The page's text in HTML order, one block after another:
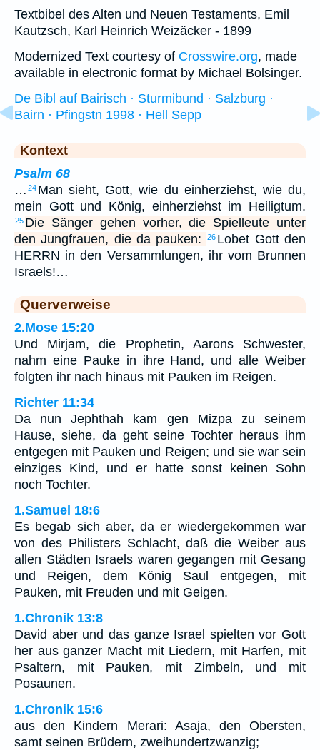
Textbibel des Alten und Neuen Testaments, Emil
Kautzsch, Karl Heinrich Weizäcker - 1899
Modernized Text courtesy of Crosswire.org, made
available in electronic format by Michael Bolsinger.
De Bibl auf Bairisch · Sturmibund · Salzburg ·
Bairn · Pfingstn 1998 · Hell Sepp
Kontext
Psalm 68
… 24 Man sieht, Gott, wie du einherziehst, wie du,
mein Gott und König, einherziehst im Heiligtum.
25 Die Sänger gehen vorher, die Spielleute unter
den Jungfrauen, die da pauken:
26 Lobet Gott den
HERRN in den Versammlungen, ihr vom Brunnen
Israels!…
Querverweise
2.Mose 15:20
Und Mirjam, die Prophetin, Aarons Schwester,
nahm eine Pauke in ihre Hand, und alle Weiber
folgten ihr nach hinaus mit Pauken im Reigen.
Richter 11:34
Da nun Jephthah kam gen Mizpa zu seinem
Hause, siehe, da geht seine Tochter heraus ihm
entgegen mit Pauken und Reigen; und sie war sein
einziges Kind, und er hatte sonst keinen Sohn
noch Tochter.
1.Samuel 18:6
Es begab sich aber, da er wiedergekommen war
von des Philisters Schlacht, daß die Weiber aus
allen Städten Israels waren gegangen mit Gesang
und Reigen, dem König Saul entgegen, mit
Pauken, mit Freuden und mit Geigen.
1.Chronik 13:8
David aber und das ganze Israel spielten vor Gott
her aus ganzer Macht mit Liedern, mit Harfen, mit
Psaltern, mit Pauken, mit Zimbeln, und mit
Posaunen.
1.Chronik 15:6
aus den Kindern Merari: Asaja, den Obersten,
samt seinen Brüdern, zweihundertzwanzig;